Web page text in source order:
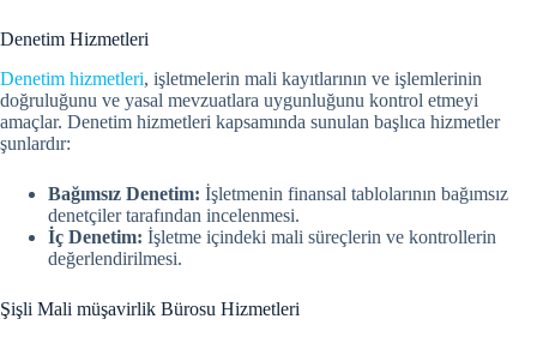
Denetim Hizmetleri
Denetim hizmetleri, işletmelerin mali kayıtlarının ve işlemlerinin
doğruluğunu ve yasal mevzuatlara uygunluğunu kontrol etmeyi
amaçlar. Denetim hizmetleri kapsamında sunulan başlıca hizmetler
şunlardır:
Bağımsız Denetim: İşletmenin finansal tablolarının bağımsız
denetçiler tarafından incelenmesi.
İç Denetim: İşletme içindeki mali süreçlerin ve kontrollerin
değerlendirilmesi.
Şişli Mali müşavirlik Bürosu Hizmetleri